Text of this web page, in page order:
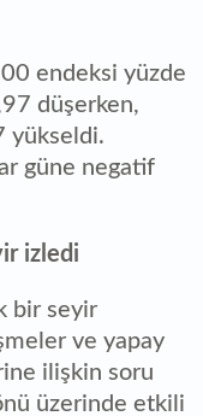
endeksi yüzde
düşerken,
yükseldi.
güne negatif
izledi
bir seyir
ve yapay
ilişkin soru
üzerinde etkili